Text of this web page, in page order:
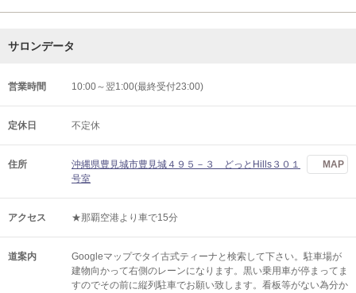
サロンデータ
営業時間 10:00～翌1:00(最終受付23:00)
定休日 不定休
住所
沖縄県豊見城市豊見城４９５－３ どっとHills３０１
号室
MAP
アクセス ★那覇空港より車で15分
道案内
Googleマップでタイ古式ティーナと検索して下さい。駐車場が
建物向かって右側のレーンになります。黒い乗用車が停まってま
すのでその前に縦列駐車でお願い致します。看板等がない為分か